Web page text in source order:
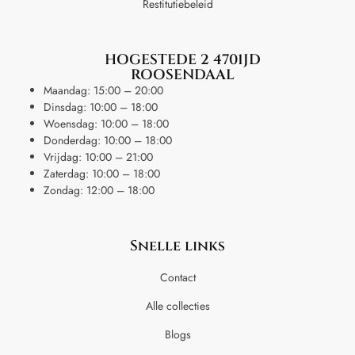
Restitutiebeleid
HOGESTEDE 2 4701JD
ROOSENDAAL
Maandag: 15:00 – 20:00
Dinsdag: 10:00 – 18:00
Woensdag: 10:00 – 18:00
Donderdag: 10:00 – 18:00
Vrijdag: 10:00 – 21:00
Zaterdag: 10:00 – 18:00
Zondag: 12:00 – 18:00
Snelle links
Contact
Alle collecties
Blogs